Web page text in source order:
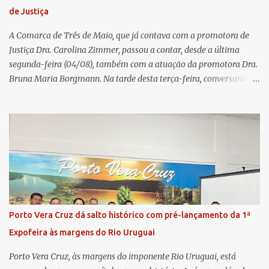
Núcleo, o presidente da Sicredi União RS/ES, Sidnei Strejevitch, fez
um balanço das principais real...
de Justiça
A Comarca de Três de Maio, que já contava com a promotora de
Justiça Dra. Carolina Zimmer, passou a contar, desde a última
segunda-feira (04/08), também com a atuação da promotora Dra.
Bruna Maria Borgmann. Na tarde desta terça-feira, conversamos
pelo Ministério Público e destacou a importância da instituição
para a comunidade, bem como a relevância da chegada da nova
colega, que contribuirá no andamento dos processos. A Dra. Bruna,
por sua vez, se apresentou à comunidade. Ela atuou por 12 anos na
Comarca de Horizontina e foi promovida para Três de Maio, onde
já esteve em outras ocasiões substituindo a Dra. Carolina durante
períodos de férias. A nova promotora ressaltou o volume de
processos da comarca e a importância do trabalho conjunto,
permitindo a divisão de atividades e maior agilidade no
atendimento às demandas. A Comarca de Três de Maio abrang...
Porto Vera Cruz dá salto histórico com pré-lançamento da 1ª
Expofeira às margens do Rio Uruguai
Porto Vera Cruz, às margens do imponente Rio Uruguai, está